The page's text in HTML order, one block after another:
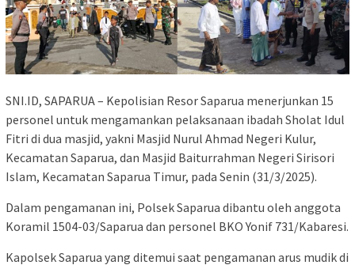
SNI.ID, SAPARUA – Kepolisian Resor Saparua menerjunkan 15
personel untuk mengamankan pelaksanaan ibadah Sholat Idul
Fitri di dua masjid, yakni Masjid Nurul Ahmad Negeri Kulur,
Kecamatan Saparua, dan Masjid Baiturrahman Negeri Sirisori
Islam, Kecamatan Saparua Timur, pada Senin (31/3/2025).
Dalam pengamanan ini, Polsek Saparua dibantu oleh anggota
Koramil 1504-03/Saparua dan personel BKO Yonif 731/Kabaresi.
Kapolsek Saparua yang ditemui saat pengamanan arus mudik di